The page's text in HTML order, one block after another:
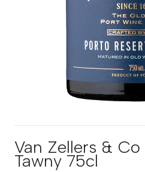
Van Zellers &
Tawny 75cl